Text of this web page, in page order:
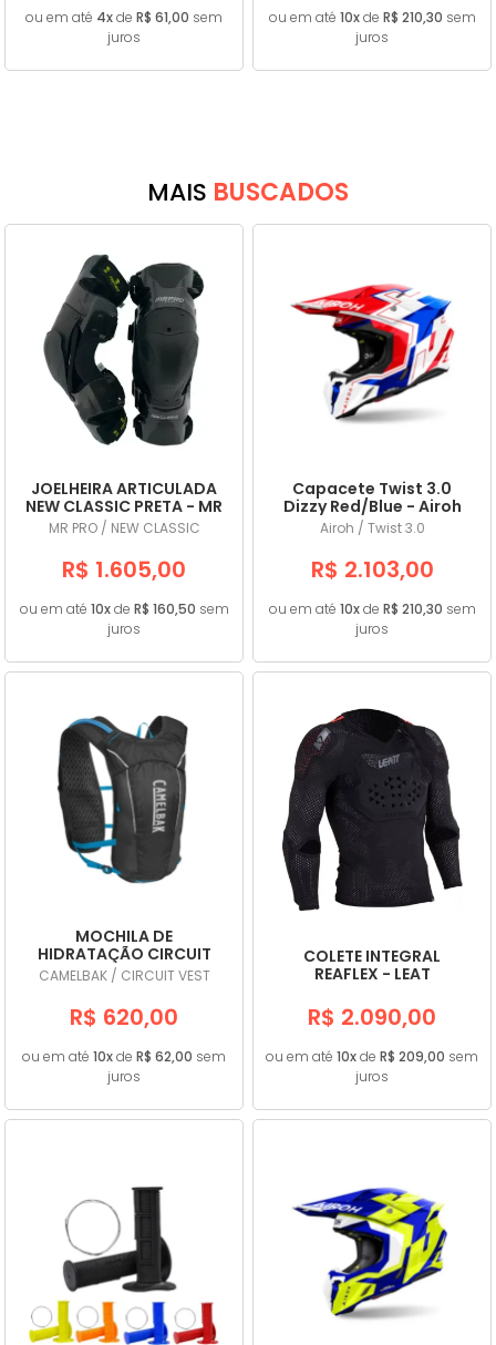
ou em até 4xde R$ 61,00 sem
juros
ou em até 10xde R$ 210,30 sem
juros
MAIS BUSCADOS
JOELHEIRA ARTICULADA
NEW CLASSIC PRETA - MR
PRO
MR PRO / NEW CLASSIC
R$ 1.605,00
ou em até 10xde R$ 160,50 sem
juros
Capacete Twist 3.0
Dizzy Red/Blue - Airoh
Airoh / Twist 3.0
R$ 2.103,00
ou em até 10xde R$ 210,30 sem
juros
MOCHILA DE
HIDRATAÇÃO CIRCUIT
VEST PRETA/AZUL -
CAMELBAK
CAMELBAK / CIRCUIT VEST
R$ 620,00
ou em até 10xde R$ 62,00 sem
juros
COLETE INTEGRAL
REAFLEX - LEAT
R$ 2.090,00
ou em até 10xde R$ 209,00 sem
juros